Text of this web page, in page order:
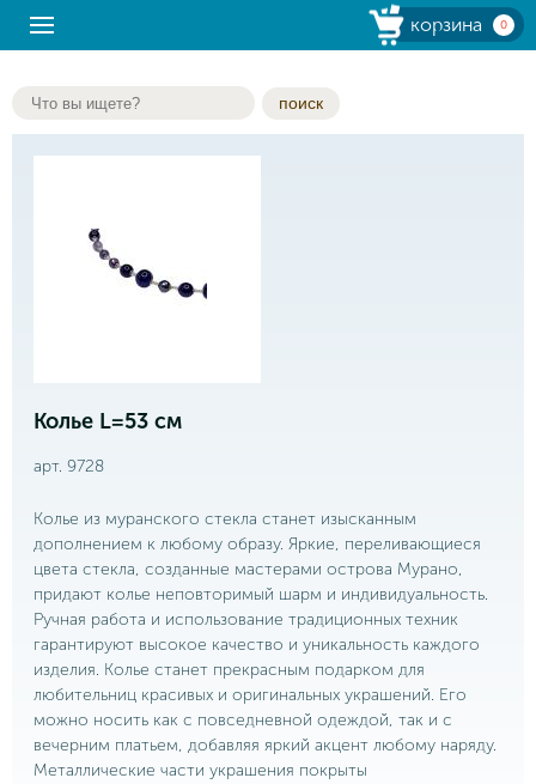
корзина 0
поиск
Колье L=53 см
арт. 9728
Колье из муранского стекла станет изысканным
дополнением к любому образу. Яркие, переливающиеся
цвета стекла, созданные мастерами острова Мурано,
придают колье неповторимый шарм и индивидуальность.
Ручная работа и использование традиционных техник
гарантируют высокое качество и уникальность каждого
изделия. Колье станет прекрасным подарком для
любительниц красивых и оригинальных украшений. Его
можно носить как с повседневной одеждой, так и с
вечерним платьем, добавляя яркий акцент любому наряду.
Металлические части украшения покрыты